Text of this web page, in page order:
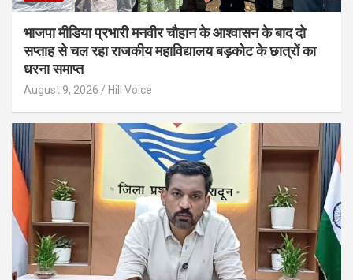
भाजपा मीडिया प्रभारी मनवीर चौहान के आश्वासन के बाद दो
सप्ताह से चल रहा राजकीय महाविद्यालय बड़कोट के छात्रों का
धरना समाप्त
August 9, 2026 Hill Voice